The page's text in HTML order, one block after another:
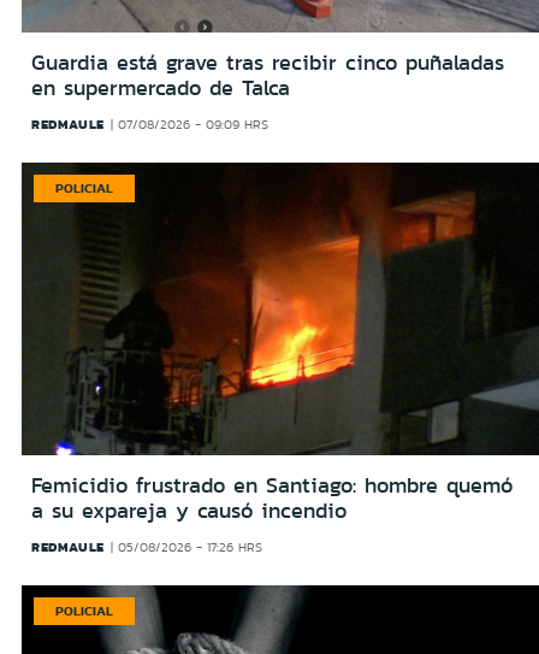
Guardia está grave tras recibir cinco puñaladas
en supermercado de Talca
REDMAULE 07/08/2026 - 09:09 HRS
POLICIAL
Femicidio frustrado en Santiago: hombre quemó
a su expareja y causó incendio
REDMAULE 05/08/2026 - 17:26 HRS
POLICIAL